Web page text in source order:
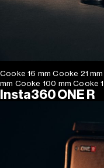
Cooke 16 mm Cooke 21
mm Cooke 100 mm Cooke
Insta360 ONE R